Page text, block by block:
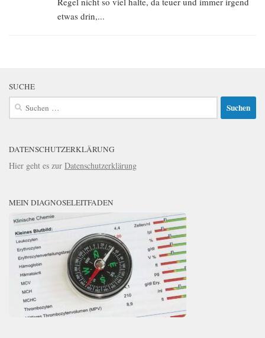
etwas drin,...
SUCHE
Suchen
nach:
DATENSCHUTZERKLÄRUNG
Hier geht es zur Datenschutzerklärung
MEIN DIAGNOSELEITFADEN